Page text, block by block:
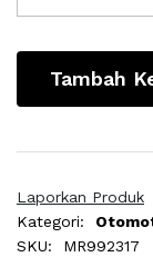
Tambah
Laporkan Produk
Kategori:
SKU:
MR992317